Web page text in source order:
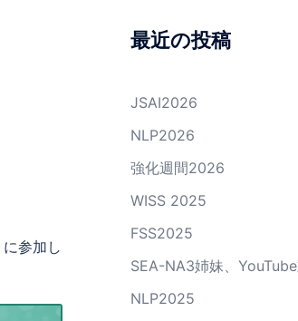
に参加し
最近の投稿
JSAI2026
NLP2026
強化週間2026
WISS 2025
FSS2025
SEA-NA3姉妹、
NLP2025